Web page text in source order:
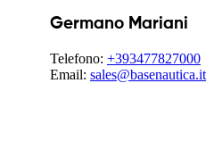
Germano Mariani
Telefono: +393477827000
Email: sales@basenautica.it